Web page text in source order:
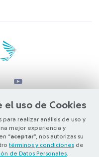
uso de Cookies
realizar análisis de uso y
mejor experiencia y
“aceptar”, nos autorizas su
términos y condiciones de
de Datos Personales
2026